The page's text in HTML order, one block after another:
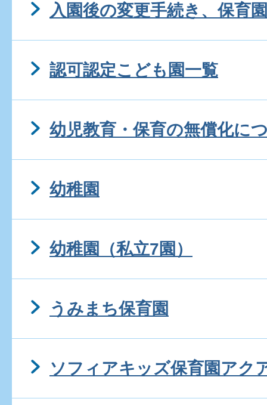
入園後の変更手続き、保育
認可認定こども園一覧
幼児教育・保育の無償化に
幼稚園
幼稚園（私立7園）
うみまち保育園
ソフィアキッズ保育園アク